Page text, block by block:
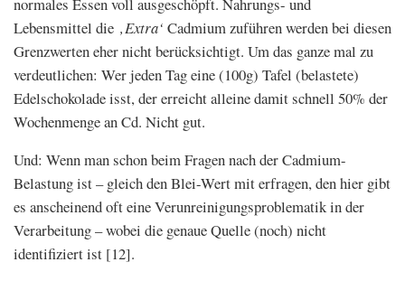
Lebensmittel die ‚Extra‘ Cadmium zuführen werden bei diesen
Grenzwerten eher nicht berücksichtigt. Um das ganze mal zu
verdeutlichen: Wer jeden Tag eine (100g) Tafel (belastete)
Edelschokolade isst, der erreicht alleine damit schnell 50% der
Wochenmenge an Cd. Nicht gut.
Und: Wenn man schon beim Fragen nach der Cadmium-
Belastung ist – gleich den Blei-Wert mit erfragen, den hier gibt
es anscheinend oft eine Verunreinigungsproblematik in der
Verarbeitung – wobei die genaue Quelle (noch) nicht
identifiziert ist [12].